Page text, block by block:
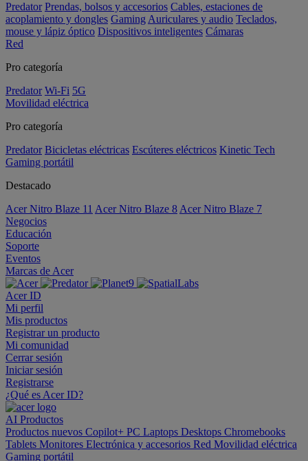
Predator Prendas, bolsos y accesorios Cables, estaciones de
acoplamiento y dongles Gaming Auriculares y audio Teclados,
mouse y lápiz óptico Dispositivos inteligentes Cámaras
Red
Pro categoría
Predator Wi-Fi 5G
Movilidad eléctrica
Pro categoría
Predator Bicicletas eléctricas Escúteres eléctricos Kinetic Tech
Gaming portátil
Destacado
Acer Nitro Blaze 11 Acer Nitro Blaze 8 Acer Nitro Blaze 7
Negocios
Educación
Soporte
Eventos
Marcas de Acer
Acer ID
Mi perfil
Mis productos
Registrar un producto
Mi comunidad
Cerrar sesión
Iniciar sesión
Registrarse
¿Qué es Acer ID?
AI Productos
Productos nuevos Copilot+ PC Laptops Desktops Chromebooks
Tablets Monitores Electrónica y accesorios Red Movilidad eléctrica
Gaming portátil